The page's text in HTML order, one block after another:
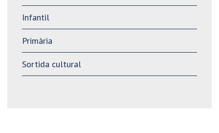
Infantil
Primària
Sortida cultural